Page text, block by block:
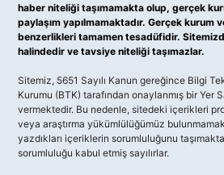
haber niteliği taşımamakta olup, gerçek
paylaşım yapılmamaktadır. Gerçek kurum
benzerlikleri tamamen tesadüfidir.
halindedir ve tavsiye niteliği taşımazlar.
Sitemiz, 5651 Sayılı Kanun gereğince Bilgi
Kurumu (BTK) tarafından onaylanmış bir Yer
vermektedir. Bu nedenle, sitedeki içerikleri
veya araştırma yükümlülüğümüz
yazdıkları içeriklerin sorumluluğunu
sorumluluğu kabul etmiş sayılırlar.